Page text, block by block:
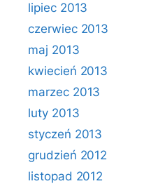
lipiec 2013
czerwiec 2013
maj 2013
kwiecień 2013
marzec 2013
luty 2013
styczeń 2013
grudzień 2012
listopad 2012